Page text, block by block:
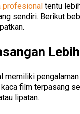
profesional tentu
sendiri. Berikut
memiliki
film terpasang
lipatan.